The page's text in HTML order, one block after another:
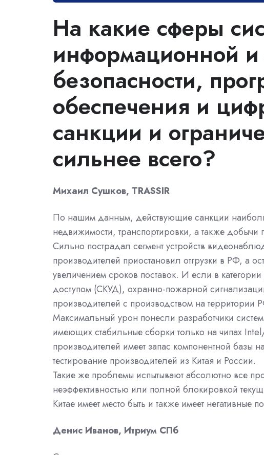
На какие сферы
информационной и
безопасности,
обеспечения и
санкции и
сильнее всего?
Михаил Сушков, TRASSIR
По нашим данным, действующие санкции
недвижимости, транспортировки, а также добычи
Сильно пострадал сегмент устройств
производителей приостановил отгрузки в РФ, а
увеличением сроков поставок. И если в
доступом (СКУД), охранно-пожарной
производителей с производством на территории
Максимальный урон понесли разработчики
имеющих стабильные сборки только на чипах
производителей имеет запас компонентной базы
тестирование производителей из Китая и России.
Такие же проблемы испытывают абсолютно все
неэффективностью или полной блокировкой
Китае имеет место быть и также имеет негативные
Денис Иванов, Итриум СПб